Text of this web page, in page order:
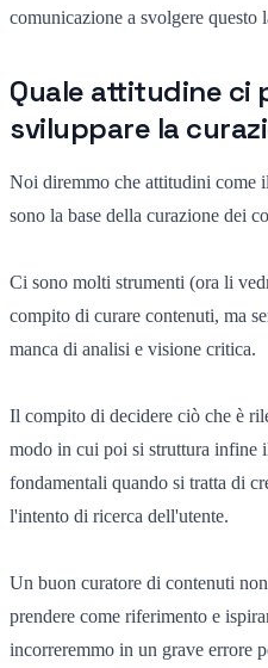
comunicazione a svolgere questo
Quale attitudine ci
sviluppare la
Noi diremmo che attitudini come il
sono la base della curazione dei
Ci sono molti strumenti (ora li
compito di curare contenuti, ma
manca di analisi e visione critica.
Il compito di decidere ciò che è
modo in cui poi si struttura infine
fondamentali quando si tratta di
l'intento di ricerca dell'utente.
Un buon curatore di contenuti
prendere come riferimento e
incorreremmo in un grave errore